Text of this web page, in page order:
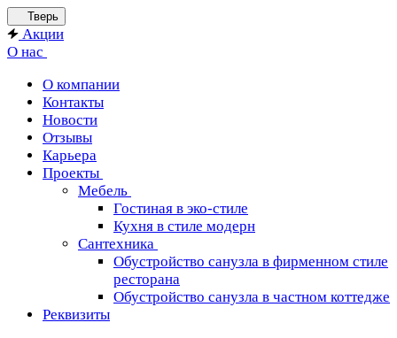
Тверь
Акции
О нас
О компании
Контакты
Новости
Отзывы
Карьера
Проекты
Мебель
Гостиная в эко-стиле
Кухня в стиле модерн
Сантехника
Обустройство санузла в фирменном стиле
ресторана
Обустройство санузла в частном коттедже
Реквизиты